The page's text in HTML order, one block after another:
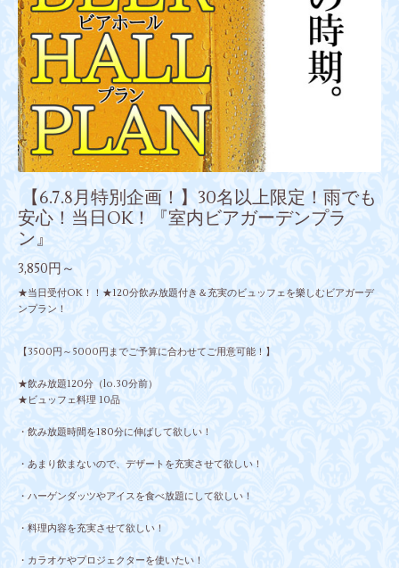
【6.7.8月特別企画！】30名以上限定！雨でも
安心！当日OK！『室内ビアガーデンプラ
ン』
3,850円～
★当日受付OK！！★120分飲み放題付き＆充実のビュッフェを樂しむビアガーデ
ンプラン！
【3500円～5000円までご予算に合わせてご用意可能！】
★飲み放題120分（lo.30分前）
★ビュッフェ料理 10品
・飲み放題時間を180分に伸ばして欲しい！
・あまり飲まないので、デザートを充実させて欲しい！
・ハーゲンダッツやアイスを食べ放題にして欲しい！
・料理内容を充実させて欲しい！
・カラオケやプロジェクターを使いたい！